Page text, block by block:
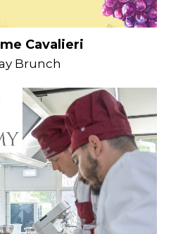
Cavalieri
Brunch